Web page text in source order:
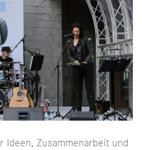
Ideen, Zusammenarbeit und